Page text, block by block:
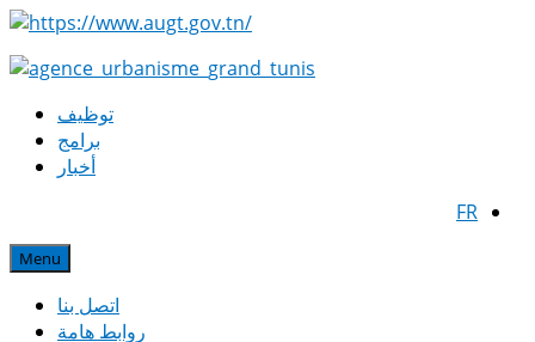
توظيف
برامج
أخبار
FR
Menu
اتصل بنا
روابط هامة